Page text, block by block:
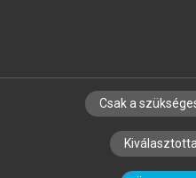
SZERZŐKNEK
SZERKESZTÉSI ÉS
Csak a